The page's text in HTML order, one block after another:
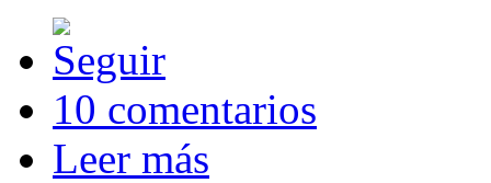
10 comentarios
Leer más